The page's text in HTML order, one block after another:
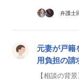
た。その...
弁護士
元妻が戸籍
用負担の請
【相談の背